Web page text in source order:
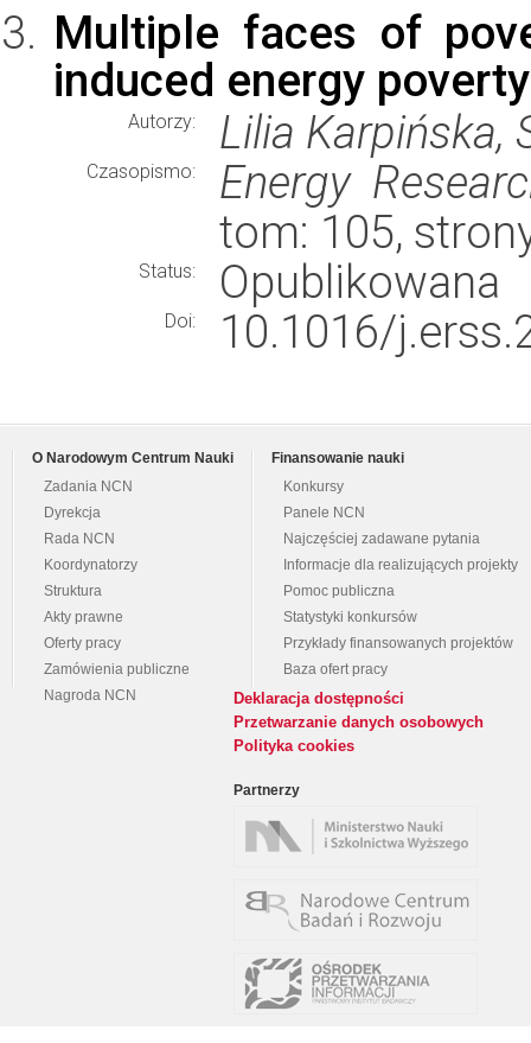
Multiple faces of
induced energy
Autorzy: Lilia Karpińska,
Czasopismo:
Energy
tom: 105,
Status: Opublikowana
Doi: 10.1016/
O Narodowym Centrum Nauki
Zadania NCN
Dyrekcja
Rada NCN
Koordynatorzy
Struktura
Akty prawne
Oferty pracy
Zamówienia publiczne
Nagroda NCN
Finansowanie nauki
Konkursy
Panele NCN
Najczęściej zadawane pytania
Informacje dla realizujących projekty
Pomoc publiczna
Statystyki konkursów
Przykłady finansowanych projektów
Baza ofert pracy
Deklaracja dostępności
Przetwarzanie danych osobowych
Polityka cookies
Partnerzy